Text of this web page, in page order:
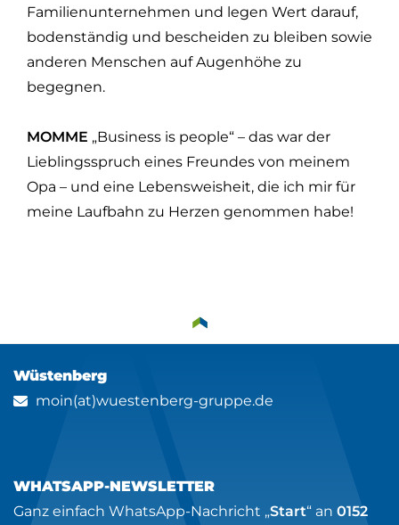
Familienunternehmen und legen Wert darauf,
bodenständig und bescheiden zu bleiben sowie
anderen Menschen auf Augenhöhe zu
begegnen.
MOMME „Business is people“ – das war der
Lieblingsspruch eines Freundes von meinem
Opa – und eine Lebensweisheit, die ich mir für
meine Laufbahn zu Herzen genommen habe!
Wüstenberg
moin(at)wuestenberg-gruppe.de
WHATSAPP-NEWSLETTER
Ganz einfach WhatsApp-Nachricht „Start“ an 0152